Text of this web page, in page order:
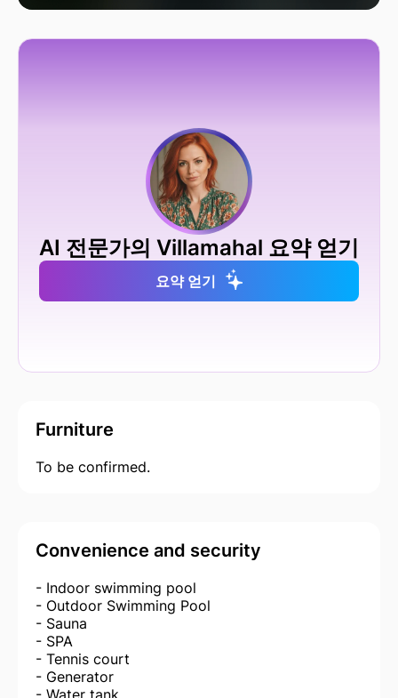
AI 전문가의 Villamahal 요약 얻기
요약 얻기
Furniture
To be confirmed.
Convenience and security
- Indoor swimming pool
- Outdoor Swimming Pool
- Sauna
- SPA
- Tennis court
- Generator
- Water tank